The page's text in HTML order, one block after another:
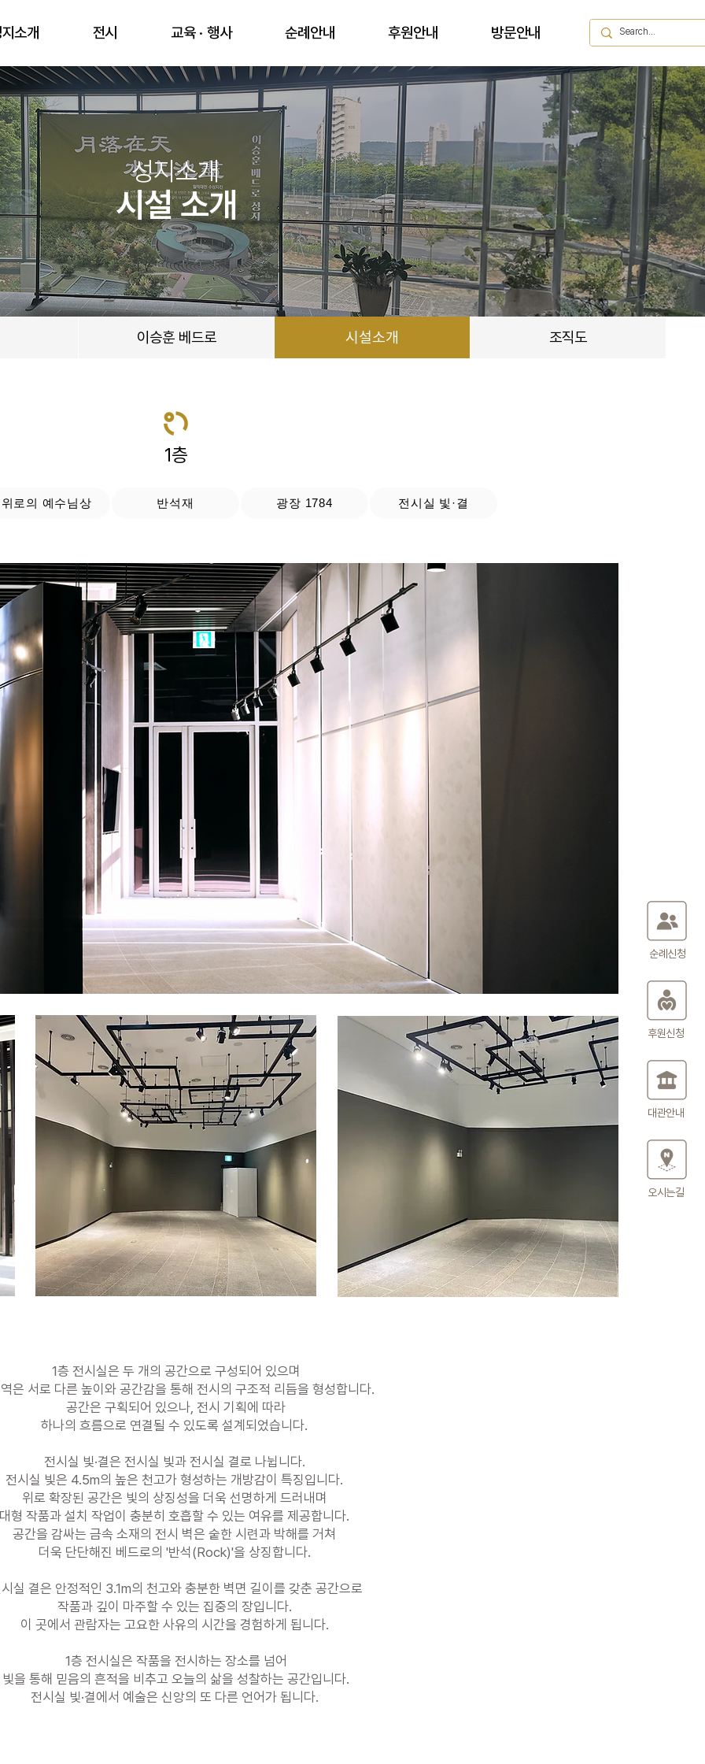
소개 전시 교육 · 행사 순례안내 후원안내 방문안내
순례신청
후원신청
대관안내
오시는길
성지소개
시설 소개
이승훈 베드로 시설소개 조직도
1층
위로의 예수님상 반석재 광장 1784 전시실 빛·결
1층 전시실은 두 개의 공간으로 구성되어 있으며
은 서로 다른 높이와 공간감을 통해 전시의 구조적 리듬을 형성합니다.
공간은 구획되어 있으나, 전시 기획에 따라
하나의 흐름으로 연결될 수 있도록 설계되었습니다.
전시실 빛·결은 전시실 빛과 전시실 결로 나뉩니다.
전시실 빛은 4.5m의 높은 천고가 형성하는 개방감이 특징입니다.
위로 확장된 공간은 빛의 상징성을 더욱 선명하게 드러내며
대형 작품과 설치 작업이 충분히 호흡할 수 있는 여유를 제공합니다.
공간을 감싸는 금속 소재의 전시 벽은 숱한 시련과 박해를 거쳐
더욱 단단해진 베드로의 '반석(Rock)'을 상징합니다.
실 결은 안정적인 3.1m의 천고와 충분한 벽면 길이를 갖춘 공간으로
작품과 깊이 마주할 수 있는 집중의 장입니다.
이 곳에서 관람자는 고요한 사유의 시간을 경험하게 됩니다.
1층 전시실은 작품을 전시하는 장소를 넘어
빛을 통해 믿음의 흔적을 비추고 오늘의 삶을 성찰하는 공간입니다.
전시실 빛·결에서 예술은 신앙의 또 다른 언어가 됩니다.